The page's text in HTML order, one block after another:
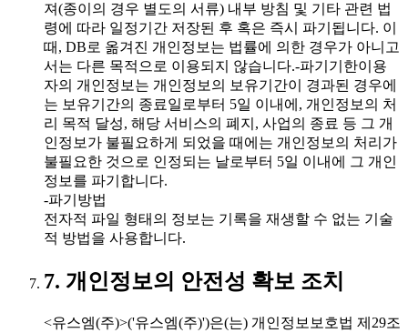
져(종이의 경우 별도의 서류) 내부 방침 및 기타 관련 법
령에 따라 일정기간 저장된 후 혹은 즉시 파기됩니다. 이
때, DB로 옮겨진 개인정보는 법률에 의한 경우가 아니고
서는 다른 목적으로 이용되지 않습니다.-파기기한이용
자의 개인정보는 개인정보의 보유기간이 경과된 경우에
는 보유기간의 종료일로부터 5일 이내에, 개인정보의 처
리 목적 달성, 해당 서비스의 폐지, 사업의 종료 등 그 개
인정보가 불필요하게 되었을 때에는 개인정보의 처리가
불필요한 것으로 인정되는 날로부터 5일 이내에 그 개인
정보를 파기합니다.
-파기방법
전자적 파일 형태의 정보는 기록을 재생할 수 없는 기술
적 방법을 사용합니다.
7. 개인정보의 안전성 확보 조치
<유스엠(주)>('유스엠(주)')은(는) 개인정보보호법 제29조